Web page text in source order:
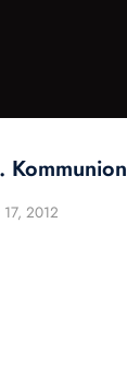
2012